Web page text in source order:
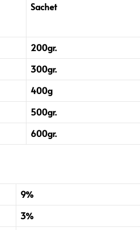
Sachet
200gr.
300gr.
400g
500gr.
600gr.
9%
3%